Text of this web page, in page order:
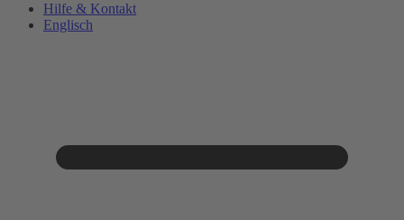
Hilfe & Kontakt
Englisch